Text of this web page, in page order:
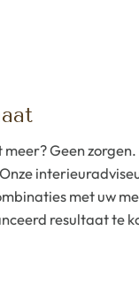
Geen zorgen.
met uw
resultaat te